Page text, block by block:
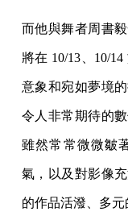
而他與舞者周書
將在 10/13、10/
意象和宛如夢境
令人非常期待的
雖然常常微微皺
氣，以及對影像
的作品活潑、多元